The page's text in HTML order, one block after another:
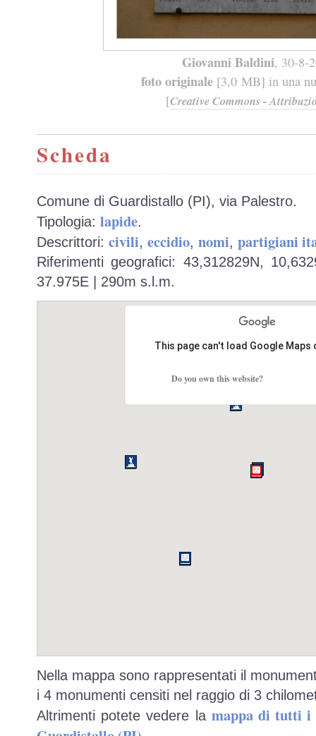
Giovanni Baldini, 30-8-
foto originale[3,0 MB] in una
[Creative Commons -
Scheda
Comune di Guardistallo (PI), via Palestro.
Tipologia: lapide.
Descrittori: civili, eccidio, nomi, partigiani
Riferimenti geografici: 43,312829N,
37.975E | 290m s.l.m.
This page can't load Google
Do you own this website?
Nella mappa sono rappresentati il
i 4 monumenti censiti nel raggio di 3
Altrimenti potete vedere la mappa di tutti i